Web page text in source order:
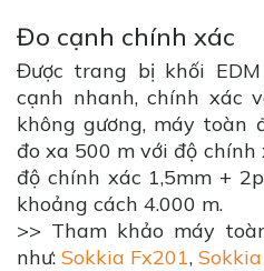
Đo cạnh chính xác
Được trang bị khối
cạnh nhanh, chính xác
không gương, máy toàn
đo xa 500 m với độ
độ chính xác 1,5mm +
khoảng cách 4.000 m.
>> Tham khảo máy
như: Sokkia Fx201,